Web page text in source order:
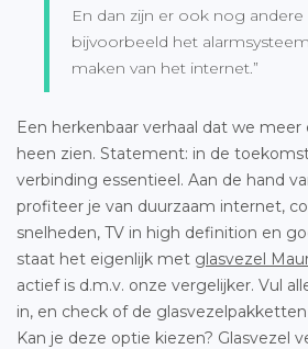
En dan zijn er ook nog
bijvoorbeeld het
maken van het internet.”
Een herkenbaar verhaal dat we
heen zien. Statement: in de
verbinding essentieel. Aan de hand
profiteer je van duurzaam internet,
snelheden, TV in high definition en
staat het eigenlijk met glasvezel
actief is d.m.v. onze vergelijker. Vul
in, en check of de
Kan je deze optie kiezen? Glasvezel